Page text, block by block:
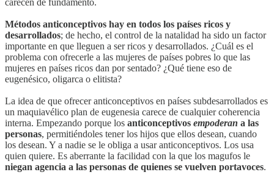
carecen de fundamento.
Métodos anticonceptivos hay en todos los países ricos y
desarrollados; de hecho, el control de la natalidad ha sido un factor
importante en que lleguen a ser ricos y desarrollados. ¿Cuál es el
problema con ofrecerle a las mujeres de países pobres lo que las
mujeres en países ricos dan por sentado? ¿Qué tiene eso de
eugenésico, oligarca o elitista?
La idea de que ofrecer anticonceptivos en países subdesarrollados es
un maquiavélico plan de eugenesia carece de cualquier coherencia
interna. Empezando porque los anticonceptivos empoderan a las
personas, permitiéndoles tener los hijos que ellos desean, cuando
los desean. Y a nadie se le obliga a usar anticonceptivos. Los usa
quien quiere. Es aberrante la facilidad con la que los magufos le
niegan agencia a las personas de quienes se vuelven portavoces.